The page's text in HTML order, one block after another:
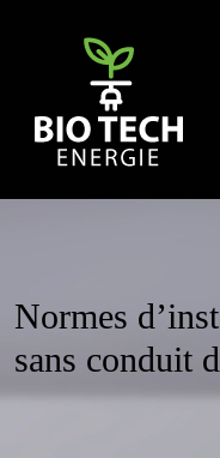
Normes
sans conduit